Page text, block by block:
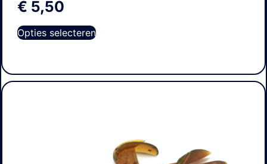
€ 5,50
Opties selecteren